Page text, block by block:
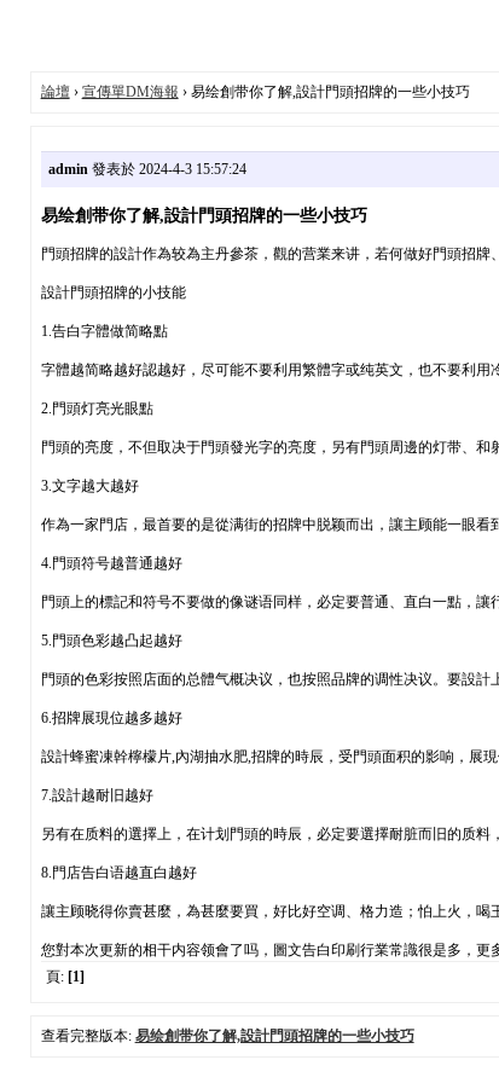
論壇› 宣傳單DM海報 › 易绘創带你了解,設計門頭招牌的一些小技巧
admin發表於 2024-4-3 15:57:24
易绘創带你了解,設計門頭招牌的一些小技巧
門頭招牌的設計作為较為主丹參茶，觀的营業来讲，若何做好門頭招
設計門頭招牌的小技能
1.告白字體做简略點
字體越简略越好認越好，尽可能不要利用繁體字或纯英文，也不要利
2.門頭灯亮光眼點
門頭的亮度，不但取决于門頭發光字的亮度，另有門頭周邊的灯带、和
3.文字越大越好
作為一家門店，最首要的是從满街的招牌中脱颖而出，讓主顾能一眼
4.門頭符号越普通越好
門頭上的標記和符号不要做的像谜语同样，必定要普通、直白一點，讓
5.門頭色彩越凸起越好
門頭的色彩按照店面的总體气概决议，也按照品牌的调性决议。要設
6.招牌展現位越多越好
設計蜂蜜凍幹檸檬片,內湖抽水肥,招牌的時辰，受門頭面积的影响，展
7.設計越耐旧越好
另有在质料的選擇上，在计划門頭的時辰，必定要選擇耐脏而旧的质料
8.門店告白语越直白越好
讓主顾晓得你賣甚麼，為甚麼要買，好比好空调、格力造；怕上火，喝
您對本次更新的相干内容领會了吗，圖文告白印刷行業常識很是多，
頁: [1]
查看完整版本: 易绘創带你了解,設計門頭招牌的一些小技巧